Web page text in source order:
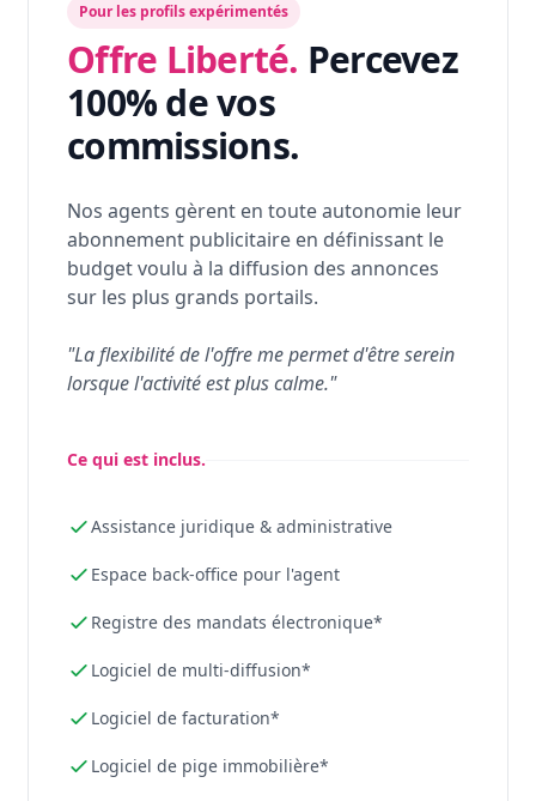
Pour les profils expérimentés
Offre Liberté. Percevez
100% de vos
commissions.
Nos agents gèrent en toute autonomie leur
abonnement publicitaire en définissant le
budget voulu à la diffusion des annonces
sur les plus grands portails.
"La flexibilité de l'offre me permet d'être serein
lorsque l'activité est plus calme."
Ce qui est inclus.
Assistance juridique & administrative
Espace back-office pour l'agent
Registre des mandats électronique*
Logiciel de multi-diffusion*
Logiciel de facturation*
Logiciel de pige immobilière*